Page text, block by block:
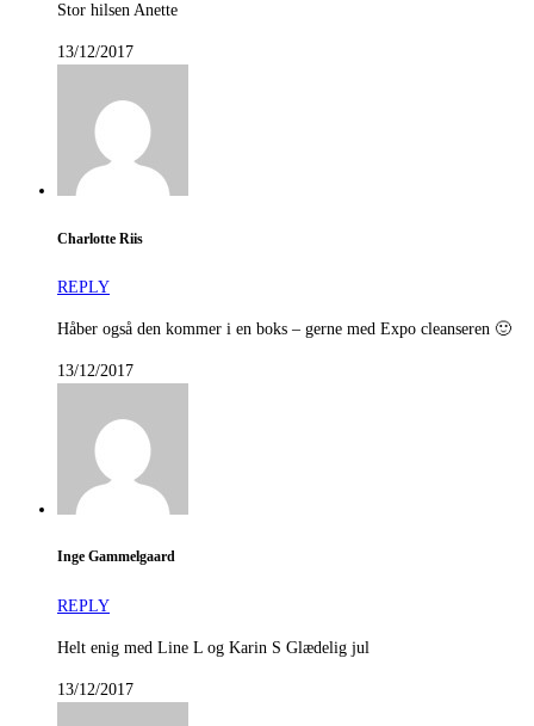
Stor hilsen Anette
13/12/2017
Charlotte Riis
REPLY
Håber også den kommer i en boks – gerne med Expo cleanseren 🙂
13/12/2017
Inge Gammelgaard
REPLY
Helt enig med Line L og Karin S Glædelig jul
13/12/2017